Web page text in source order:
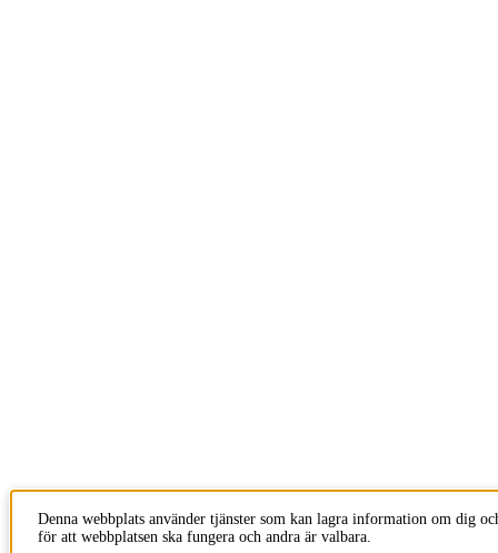
Denna webbplats använder tjänster som kan lagra information om dig
för att webbplatsen ska fungera och andra är valbara.